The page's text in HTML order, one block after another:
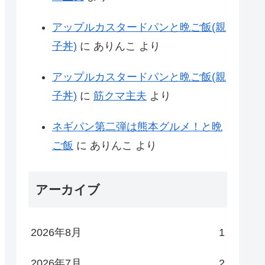
アップルカスタードパンと晩ご飯(親
子丼) に ありんこ より
アップルカスタードパンと晩ご飯(親
子丼) に 筋クマ主夫 より
ネギパン第二弾は熊本グルメ！と晩
ご飯 に ありんこ より
アーカイブ
2026年8月 1